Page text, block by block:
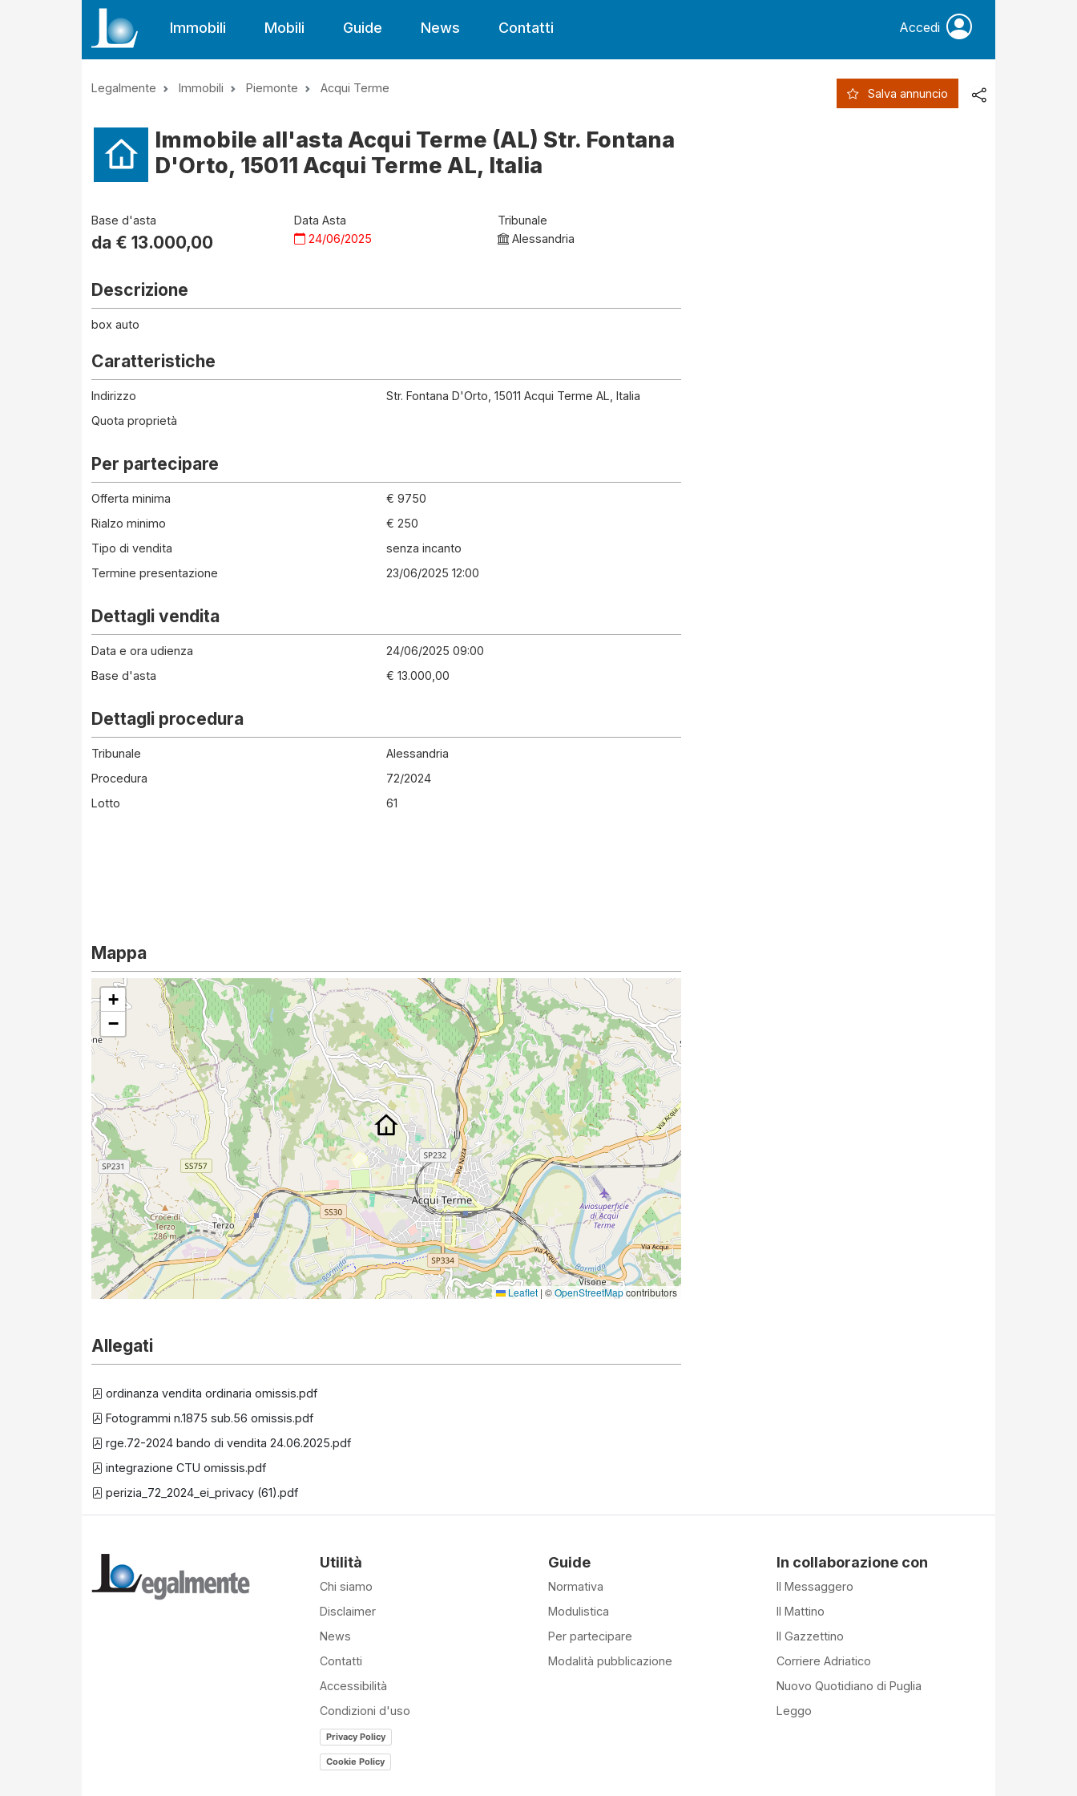
Immobili Mobili Guide News Contatti Accedi
Legalmente Immobili Piemonte Acqui Terme Salva annuncio
Immobile all'asta Acqui Terme (AL) Str. Fontana
D'Orto, 15011 Acqui Terme AL, Italia
Base d'asta
da € 13.000,00
Data Asta
24/06/2025
Tribunale
Alessandria
Descrizione
box auto
Caratteristiche
Indirizzo
Str. Fontana D'Orto, 15011 Acqui Terme AL, Italia
Quota proprietà
Per partecipare
Offerta minima
€ 9750
Rialzo minimo
€ 250
Tipo di vendita
senza incanto
Termine presentazione
23/06/2025 12:00
Dettagli vendita
Data e ora udienza
24/06/2025 09:00
Base d'asta
€ 13.000,00
Dettagli procedura
Tribunale
Alessandria
Procedura
72/2024
Lotto
61
Mappa
+
−
Leaflet | ©OpenStreetMapcontributors
Allegati
ordinanza vendita ordinaria omissis.pdf
Fotogrammi n.1875 sub.56 omissis.pdf
rge.72-2024 bando di vendita 24.06.2025.pdf
integrazione CTU omissis.pdf
perizia_72_2024_ei_privacy (61).pdf
Utilità
Chi siamo
Disclaimer
News
Contatti
Accessibilità
Condizioni d'uso
Privacy Policy
Cookie Policy
Guide
Normativa
Modulistica
Per partecipare
Modalità pubblicazione
In collaborazione con
Il Messaggero
Il Mattino
Il Gazzettino
Corriere Adriatico
Nuovo Quotidiano di Puglia
Leggo